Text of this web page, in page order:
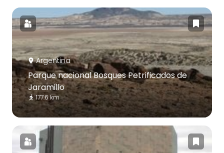
Argentina
Parque nacional Bosques Petrificados de
Jaramillo
177.6 km